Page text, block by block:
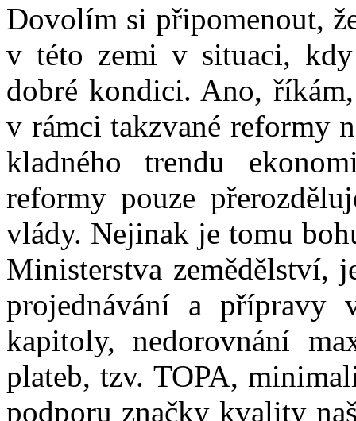
Dovolím si připomenout,
v této zemi v situaci,
dobré kondici. Ano,
v rámci takzvané reformy
kladného trendu
reformy pouze
vlády. Nejinak je tomu
Ministerstva zemědělství,
projednávání a přípravy
kapitoly, nedorovnání
plateb, tzv. TOPA,
podporu značky kvality